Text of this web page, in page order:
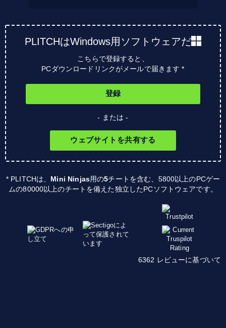
PLITCHはWindows用ソフトウェアだ
こちらで登録すると、
PCダウンロードリンクがメールで届きます *
登録
- または -
ウェブサイトを共有する
* PLITCHは、 Mini Ninjas用の5チートを含む、5800以上のPCゲー
ムの80000以上のチートを備えた独立したPCソフトウェアです。
6362 レビューに基づいて